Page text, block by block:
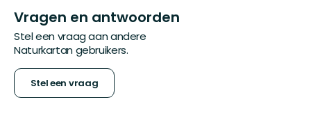
Vragen en antwoorden
Stel een vraag aan andere
Naturkartan gebruikers.
Stel een vraag